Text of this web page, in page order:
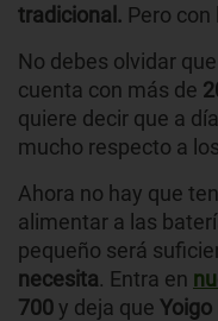
tradicional. Pero
No debes olvidar
cuenta con más de
quiere decir que a
mucho respecto a
Ahora no hay que
alimentar a las
pequeño será
necesita. Entra en
700y deja que Yoigo